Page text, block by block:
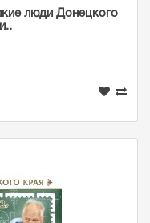
люди Донецкого